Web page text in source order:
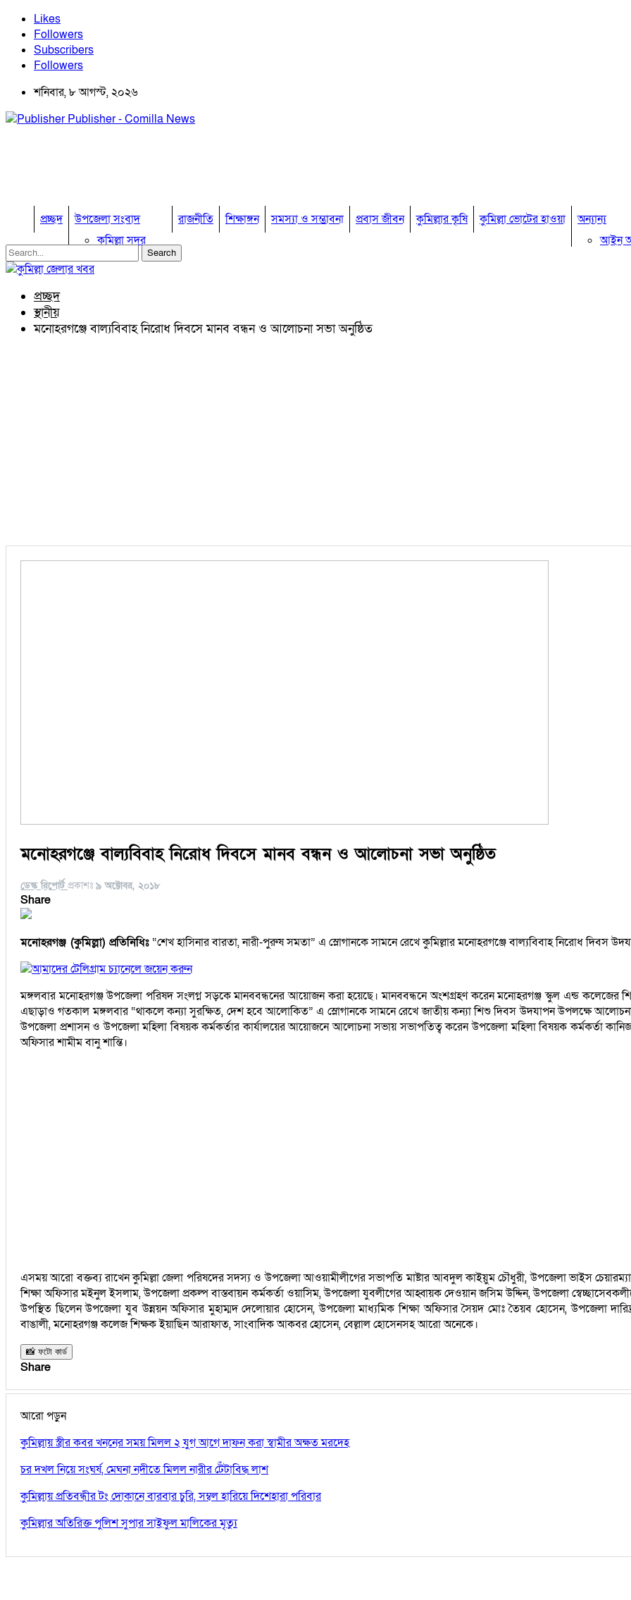
Likes
Followers
Subscribers
Followers
শনিবার, ৮ আগস্ট, ২০২৬
Publisher - Comilla News
প্রচ্ছদ
উপজেলা সংবাদ
কুমিল্লা সদর
কুমিল্লা সদর দক্ষিণ
চৌদ্দগ্রাম
নাঙ্গলকোট
রাজনীতি শিক্ষাঙ্গন সমস্যা ও সম্ভাবনা প্রবাস জীবন কুমিল্লার কৃষি কুমিল্লা ভোটের হাওয়া
অন্যান্য
আইন
প্রচ্ছদ
স্থানীয়
মনোহরগঞ্জে বাল্যবিবাহ নিরোধ দিবসে মানব বন্ধন ও আলোচনা সভা অনুষ্ঠিত
মনোহরগঞ্জে বাল্যবিবাহ নিরোধ দিবসে মানব বন্ধন ও আলোচনা সভা অনুষ্ঠিত
ডেস্ক রিপোর্ট প্রকাশঃ ৯ অক্টোবর, ২০১৮
Share
মনোহরগঞ্জ (কুমিল্লা) প্রতিনিধিঃ “শেখ হাসিনার বারতা, নারী-পুরুষ সমতা” এ স্লোগানকে সামনে রেখে কুমিল্লার মনোহরগঞ্জে বাল্যবিবাহ নিরোধ দিবস
আমাদের টেলিগ্রাম চ্যানেলে জয়েন করুন
মঙ্গলবার মনোহরগঞ্জ উপজেলা পরিষদ সংলগ্ন সড়কে মানববন্ধনের আয়োজন করা হয়েছে। মানববন্ধনে অংশগ্রহণ করেন মনোহরগঞ্জ স্কুল এন্ড কলেজের
এছাড়াও গতকাল মঙ্গলবার “থাকলে কন্যা সুরক্ষিত, দেশ হবে আলোকিত” এ স্লোগানকে সামনে রেখে জাতীয় কন্যা শিশু দিবস উদযাপন উপলক্ষে
উপজেলা প্রশাসন ও উপজেলা মহিলা বিষয়ক কর্মকর্তার কার্যালয়ের আয়োজনে আলোচনা সভায় সভাপতিত্ব করেন উপজেলা মহিলা বিষয়ক কর্মকর্তা
অফিসার শামীম বানু শান্তি।
এসময় আরো বক্তব্য রাখেন কুমিল্লা জেলা পরিষদের সদস্য ও উপজেলা আওয়ামীলীগের সভাপতি মাষ্টার আবদুল কাইয়ুম চৌধুরী, উপজেলা ভাইস
শিক্ষা অফিসার মইনুল ইসলাম, উপজেলা প্রকল্প বাস্তবায়ন কর্মকর্তা ওয়াসিম, উপজেলা যুবলীগের আহ্বায়ক দেওয়ান জসিম উদ্দিন, উপজেলা
উপস্থিত ছিলেন উপজেলা যুব উন্নয়ন অফিসার মুহাম্মদ দেলোয়ার হোসেন, উপজেলা মাধ্যমিক শিক্ষা অফিসার সৈয়দ মোঃ তৈয়ব হোসেন, উপজেলা
বাঙালী, মনোহরগঞ্জ কলেজ শিক্ষক ইয়াছিন আরাফাত, সাংবাদিক আকবর হোসেন, বেল্লাল হোসেনসহ আরো অনেকে।
📸 ফটো কার্ড
Share
আরো পড়ুন
কুমিল্লায় স্ত্রীর কবর খননের সময় মিলল ২ যুগ আগে দাফন করা স্বামীর অক্ষত মরদেহ
চর দখল নিয়ে সংঘর্ষ, মেঘনা নদীতে মিলল নারীর টেঁটাবিদ্ধ লাশ
কুমিল্লায় প্রতিবন্ধীর টং দোকানে বারবার চুরি, সম্বল হারিয়ে দিশেহারা পরিবার
কুমিল্লার অতিরিক্ত পুলিশ সুপার সাইফুল মালিকের মৃত্যু